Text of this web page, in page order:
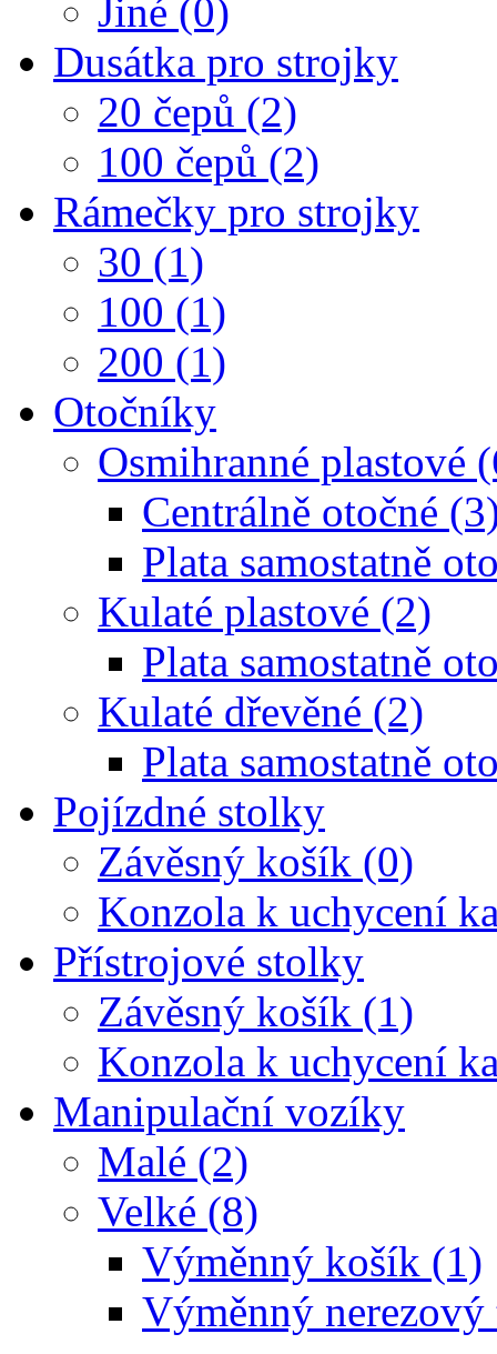
Jiné (0)
Dusátka pro strojky
20 čepů (2)
100 čepů (2)
Rámečky pro strojky
30 (1)
100 (1)
200 (1)
Otočníky
Osmihranné plastové
Centrálně otočné
Plata samostatně
Kulaté plastové (2)
Plata samostatně
Kulaté dřevěné (2)
Plata samostatně
Pojízdné stolky
Závěsný košík (0)
Konzola k uchycení
Přístrojové stolky
Závěsný košík (1)
Konzola k uchycení
Manipulační vozíky
Malé (2)
Velké (8)
Výměnný košík (1)
Výměnný nerezový